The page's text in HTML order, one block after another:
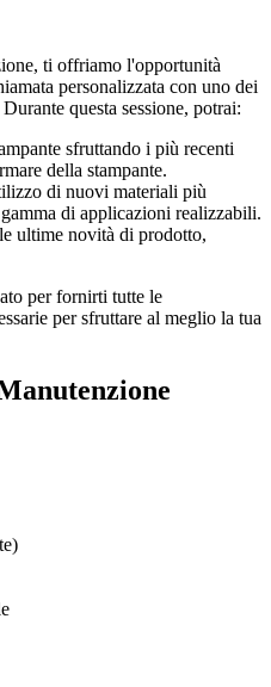
ti offriamo l'opportunità
personalizzata con uno dei
questa sessione, potrai:
sfruttando i più recenti
della stampante.
di nuovi materiali più
di applicazioni realizzabili.
ultime novità di prodotto,
per fornirti tutte le
per sfruttare al meglio la tua